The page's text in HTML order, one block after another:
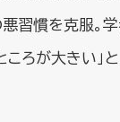
習慣を克服。
ろが大きい」と